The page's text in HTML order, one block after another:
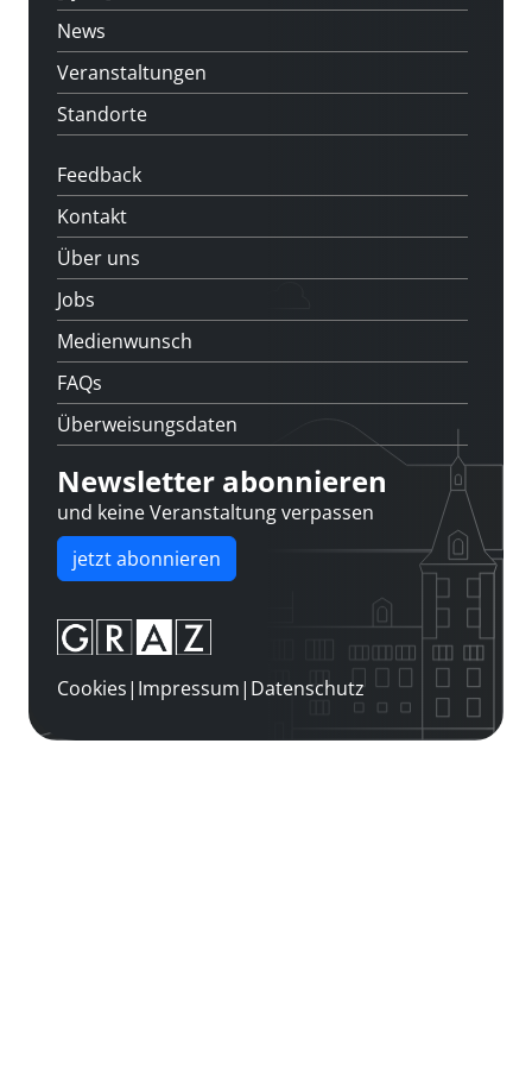
News
Veranstaltungen
Standorte
Feedback
Kontakt
Über uns
Jobs
Medienwunsch
FAQs
Überweisungsdaten
Newsletter abonnieren
und keine Veranstaltung verpassen
jetzt abonnieren
Cookies| Impressum| Datenschutz